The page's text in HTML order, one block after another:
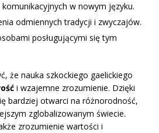
w nowym języku.
odmiennych tradycji i zwyczajów.
posługującymi się tym
że nauka szkockiego gaelickiego
i wzajemne zrozumienie. Dzięki
bardziej otwarci na różnorodność,
zglobalizowanym świecie.
zrozumienie wartości i